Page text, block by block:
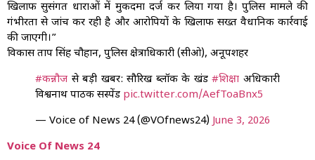
खिलाफ सुसंगत धाराओं में मुकदमा दर्ज कर लिया गया है। पुलिस मामले की
गंभीरता से जांच कर रही है और आरोपियों के खिलाफ सख्त वैधानिक कार्रवाई
की जाएगी।”
विकास प्रताप सिंह चौहान, पुलिस क्षेत्राधिकारी (सीओ), अनूपशहर
#कन्नौज से बड़ी खबर: सौरिख ब्लॉक के खंड#शिक्षा अधिकारी
विश्वनाथ पाठक सस्पेंड pic.twitter.com/AefToaBnx5
— Voice of News 24 (@VOfnews24) June 3, 2026
Voice Of News 24